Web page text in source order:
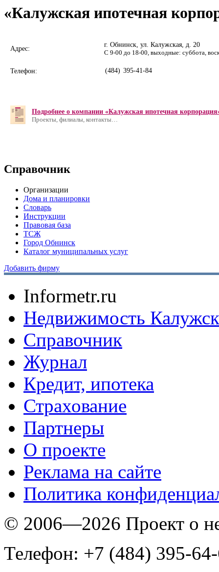
«Калужская ипотечная
Адрес: г. Обнинск, ул. Калужская, д. 20
С 9-00 до 18-00, выходные: суббота,
Телефон: (484) 395-41-84
Подробнее о компании «Калужская ипотечная
Проекты, филиалы, контакты…
Справочник
Организации
Дома и планировки
Словарь
Инструкции
Правовая база
ТСЖ
Город Обнинск
Каталог муниципальных услуг
Добавить фирму
Informetr.ru
Недвижимость
Справочник
Журнал
Кредит, ипотека
Страхование
Партнеры
O проекте
Реклама на сайте
Политика
© 2006—2026 Проект о
Телефон: +7 (484) 395-